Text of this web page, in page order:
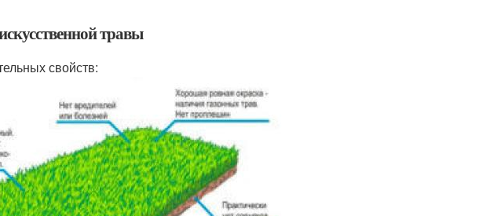
травы
свойств: